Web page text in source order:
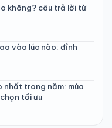
không? câu trả lời từ
vào lúc nào: đỉnh
nhất trong năm: mùa
tối ưu